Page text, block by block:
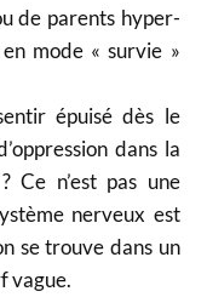
de parents hyper-
mode « survie »
épuisé dès le
dans la
Ce n’est pas une
nerveux est
se trouve dans un
vague.